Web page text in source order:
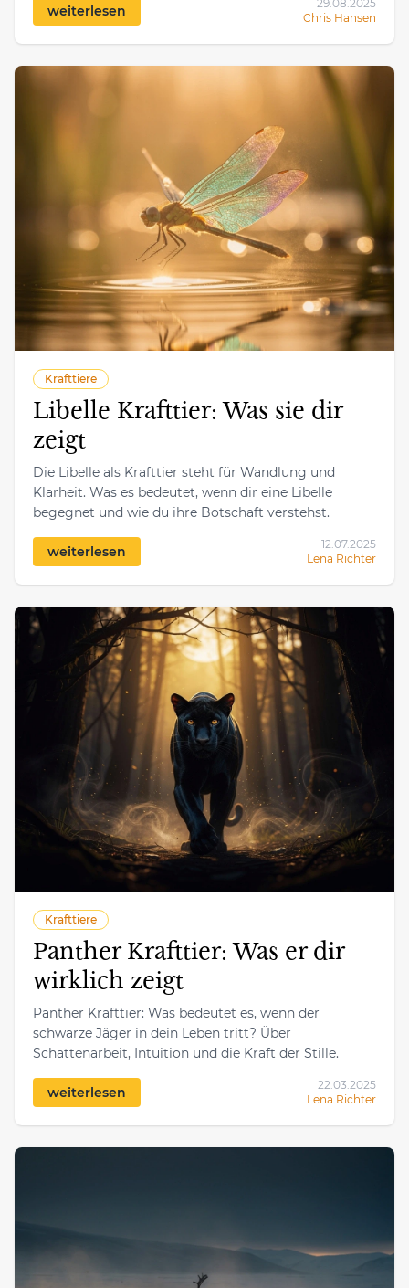
weiterlesen
29.08.2025
Chris Hansen
Krafttiere
Libelle Krafttier: Was sie dir
zeigt
Die Libelle als Krafttier steht für Wandlung und
Klarheit. Was es bedeutet, wenn dir eine Libelle
begegnet und wie du ihre Botschaft verstehst.
weiterlesen
12.07.2025
Lena Richter
Krafttiere
Panther Krafttier: Was er dir
wirklich zeigt
Panther Krafttier: Was bedeutet es, wenn der
schwarze Jäger in dein Leben tritt? Über
Schattenarbeit, Intuition und die Kraft der Stille.
weiterlesen
22.03.2025
Lena Richter